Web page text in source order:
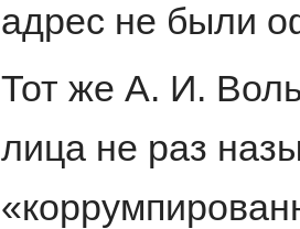
адрес не были
Тот же А. И.
лица не раз